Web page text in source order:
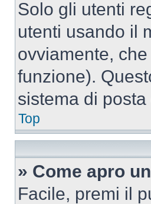
Solo gli utenti
utenti usando il
ovviamente,
funzione).
sistema di
Top
» Come apro
Facile, premi il